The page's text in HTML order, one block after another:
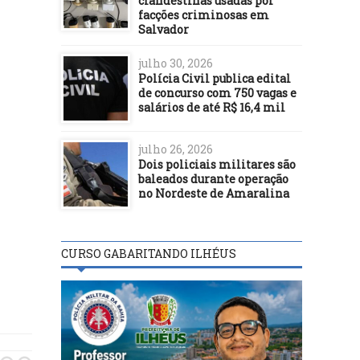
facções criminosas em
Salvador
julho 30, 2026
Polícia Civil publica edital
de concurso com 750 vagas e
salários de até R$ 16,4 mil
julho 26, 2026
Dois policiais militares são
baleados durante operação
no Nordeste de Amaralina
CURSO GABARITANDO ILHÉUS